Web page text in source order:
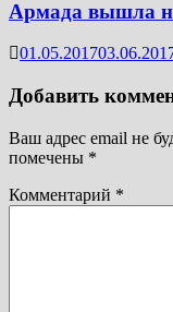
Армада вышла
01.05.2017
Добавить
Ваш адрес email не
помечены *
Комментарий *